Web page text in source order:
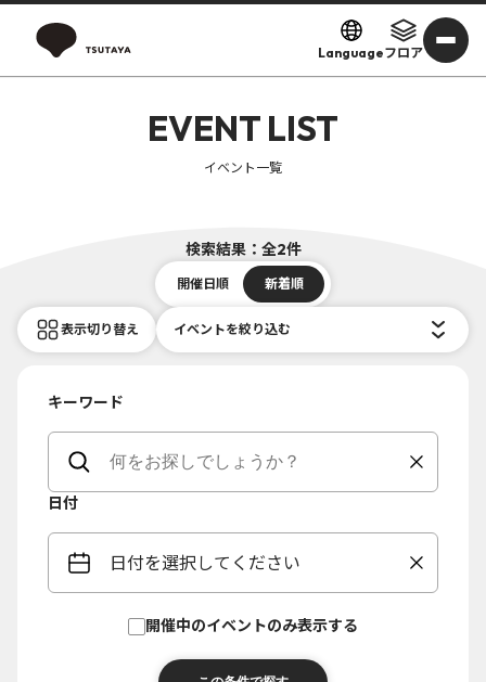
Languageフロア
EVENT LIST
イベント一覧
検索結果：全2件
開催日順 新着順
表示切り替え イベントを絞り込む
キーワード
日付
日付を選択してください
開催中のイベントのみ表示する